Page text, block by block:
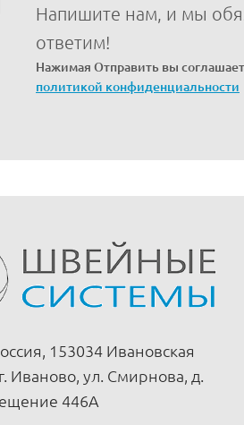
Напишите нам, и мы
ответим!
Нажимая Отправить вы
политикой конфиденциальности
153034 Ивановская
Иваново, ул. Смирнова, д.
446А